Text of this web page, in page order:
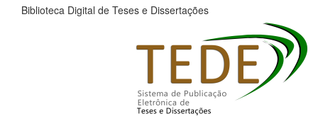
Biblioteca Digital de Teses e Dissertações